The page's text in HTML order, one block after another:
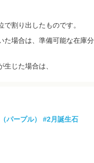
割り出したものです。
た場合は、準備可能な在庫分
じた場合は、
パープル）
#2月誕生石